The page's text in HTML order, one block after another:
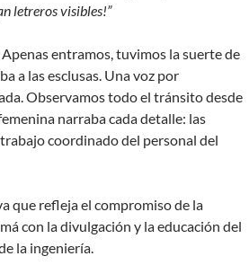
letreros visibles!”
entramos, tuvimos la suerte de
a las esclusas. Una voz por
Observamos todo el tránsito desde
narraba cada detalle: las
coordinado del personal del
que refleja el compromiso de la
con la divulgación y la educación del
la ingeniería.